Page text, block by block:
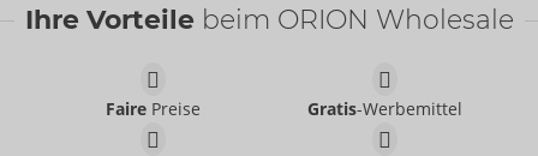
Paddel aus Leder
Ihre Vorteile beim ORION Wholesale
FairePreise Gratis-Werbemittel